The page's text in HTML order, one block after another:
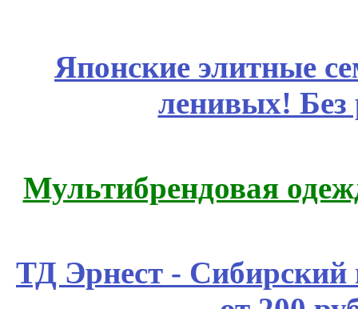
Японские элитные
ленивых!
Мультибрендовая
ТД Эрнест - Сибирский